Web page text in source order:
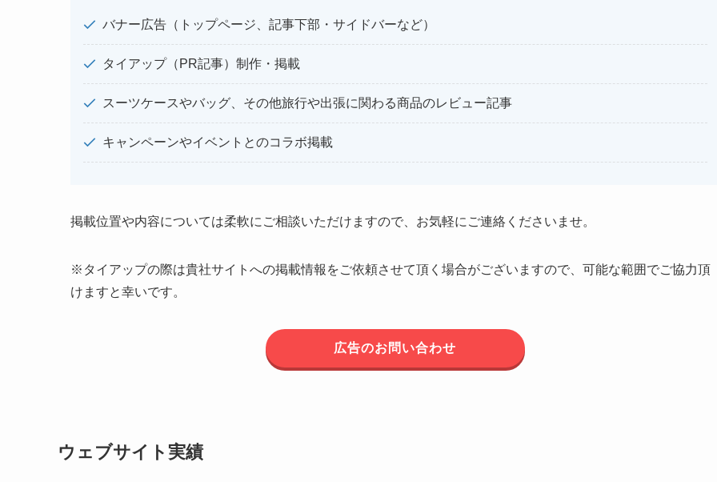
バナー広告（トップページ、記事下部・サイドバーなど）
タイアップ（PR記事）制作・掲載
スーツケースやバッグ、その他旅行や出張に関わる商品のレビュー記事
キャンペーンやイベントとのコラボ掲載
掲載位置や内容については柔軟にご相談いただけますので、お気軽にご連絡くださいませ。
※タイアップの際は貴社サイトへの掲載情報をご依頼させて頂く場合がございますので、可能な範囲でご協力頂
けますと幸いです。
広告のお問い合わせ
ウェブサイト実績